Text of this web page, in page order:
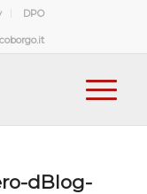
DPO
dBlog-